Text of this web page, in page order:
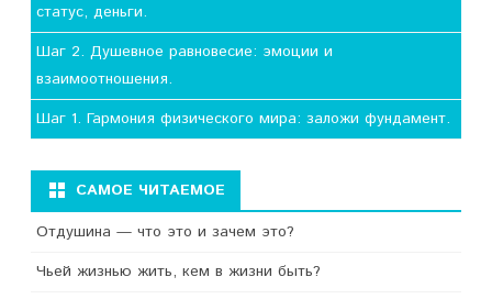
статус, деньги.
Шаг 2. Душевное равновесие: эмоции и
взаимоотношения.
Шаг 1. Гармония физического мира: заложи фундамент.
САМОЕ ЧИТАЕМОЕ
Отдушина — что это и зачем это?
Чьей жизнью жить, кем в жизни быть?